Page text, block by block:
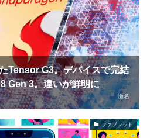
Tensor G3。デバイスで完結
Gen 3。違いが鮮明に
瀬名
ファブレット